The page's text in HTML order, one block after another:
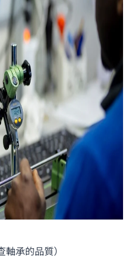
軸承的品質）